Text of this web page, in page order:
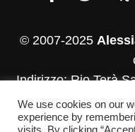
© 2007-2025
Indirizzo: Rio Terà
We use cookies on our
experience by